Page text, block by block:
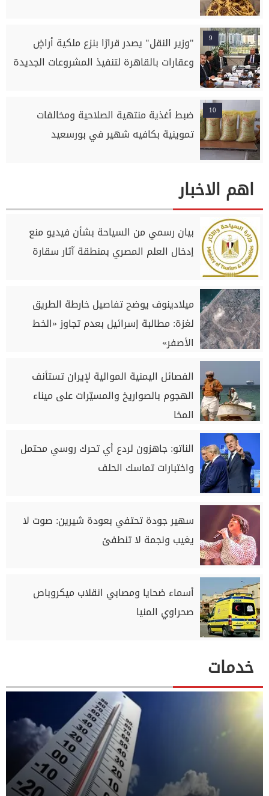
9
"وزير النقل" يصدر قرارًا بنزع ملكية أراضٍ
وعقارات بالقاهرة لتنفيذ المشروعات الجديدة
10
ضبط أغذية منتهية الصلاحية ومخالفات
تموينية بكافيه شهير في بورسعيد
اهم الاخبار
بيان رسمي من السياحة بشأن فيديو منع
إدخال العلم المصري بمنطقة آثار سقارة
ميلادينوف يوضح تفاصيل خارطة الطريق
لغزة: مطالبة إسرائيل بعدم تجاوز «الخط
الأصفر»
الفصائل اليمنية الموالية لإيران تستأنف
الهجوم بالصواريخ والمسيّرات على ميناء
المخا
الناتو: جاهزون لردع أي تحرك روسي محتمل
واختبارات تماسك الحلف
سهير جودة تحتفي بعودة شيرين: صوت لا
يغيب ونجمة لا تنطفئ
أسماء ضحايا ومصابي انقلاب ميكروباص
صحراوي المنيا
خدمات